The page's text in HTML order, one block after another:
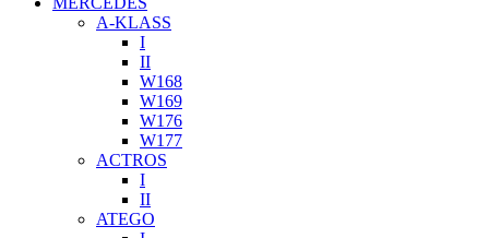
A-KLASS
I
II
W168
W169
W176
W177
ACTROS
I
II
ATEGO